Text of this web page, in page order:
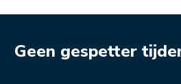
Geen gespetter